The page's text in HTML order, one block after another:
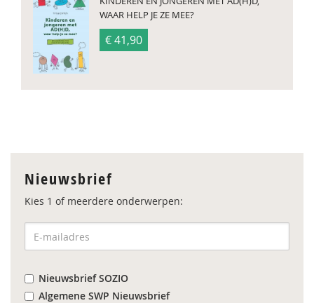
WAAR HELP JE ZE MEE?
€ 41,90
Nieuwsbrief
Kies 1 of meerdere onderwerpen:
Nieuwsbrief SOZIO
Algemene SWP Nieuwsbrief